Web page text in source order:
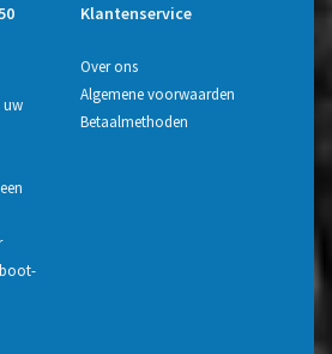
uw
Klantenservice
Over ons
Algemene voorwaarden
Betaalmethoden